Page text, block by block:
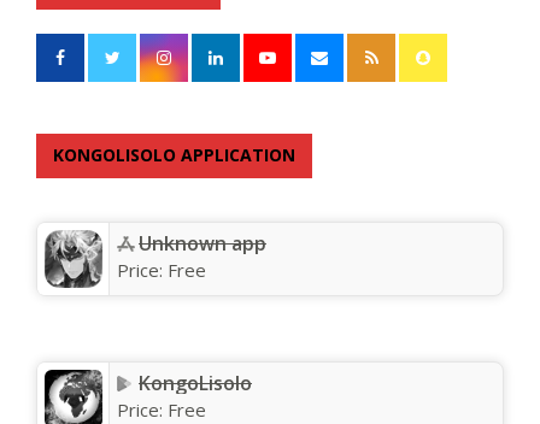
KONGOLISOLO APPLICATION
Unknown app
Price: Free
KongoLisolo
Price: Free